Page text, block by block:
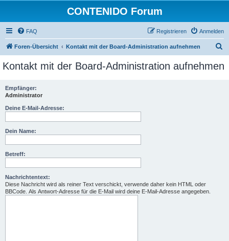
CONTENIDO Forum
FAQ Anmelden
Registrieren
Foren-Übersicht Kontakt mit der Board-Administration aufnehmen
c
Kontakt mit der Board-Administration aufnehmen
Empfänger:
Administrator
Deine E-Mail-Adresse:
Dein Name:
Betreff:
Nachrichtentext:
Diese Nachricht wird als reiner Text verschickt, verwende daher kein HTML oder
BBCode. Als Antwort-Adresse für die E-Mail wird deine E-Mail-Adresse angegeben.